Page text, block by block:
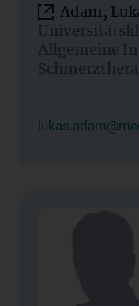
Adam,
Allgemeine